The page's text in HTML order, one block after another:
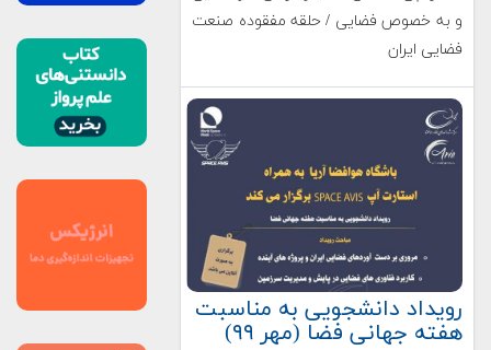
و به خصوص فضایی / حلقه مفقوده صنعت
فضایی ایران
رویداد دانشجویی به مناسبت
هفته جهانی فضا (مهر ۹۹)